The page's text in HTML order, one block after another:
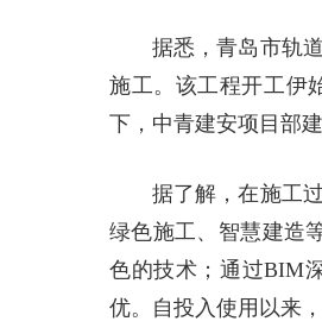
据悉，青岛市轨
施工。该工程开工伊
下，中青建安项目部
据了解，在施工
绿色施工、智慧建造
色的技术；通过BIM
优。自投入使用以来